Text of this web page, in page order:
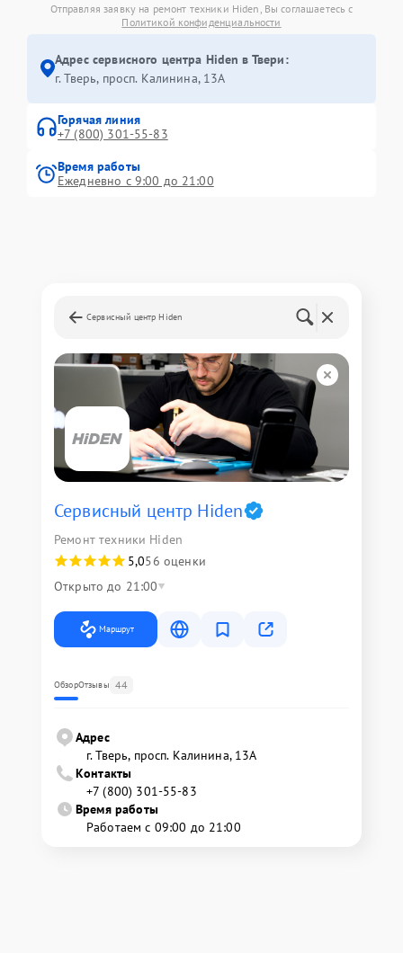
Отправляя заявку на ремонт техники Hiden, Вы соглашаетесь с
Политикой конфиденциальности
Адрес сервисного центра Hiden в Твери:
г. Тверь, просп. Калинина, 13А
Горячая линия
+7 (800) 301-55-83
Время работы
Ежедневно с 9:00 до 21:00
Сервисный центр Hiden
Сервисный центр Hiden
Ремонт техники Hiden
5,056 оценки
Открыто до 21:00
Маршрут
ОбзорОтзывы 44
Адрес
г. Тверь, просп. Калинина, 13А
Контакты
+7 (800) 301-55-83
Время работы
Работаем с 09:00 до 21:00